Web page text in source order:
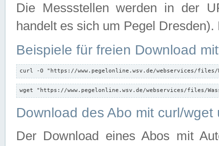
Die Messstellen werden in der
handelt es sich um Pegel
Beispiele für freien Download
curl -O "https://www.pegelonline.wsv.de/webservices/files/
wget "https://www.pegelonline.wsv.de/webservices/files/
Download des Abo mit curl/
Der Download eines Abos mit